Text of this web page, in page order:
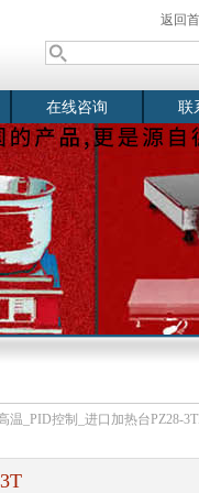
返回
在线咨询 联
_PID控制_进口加热台PZ28-